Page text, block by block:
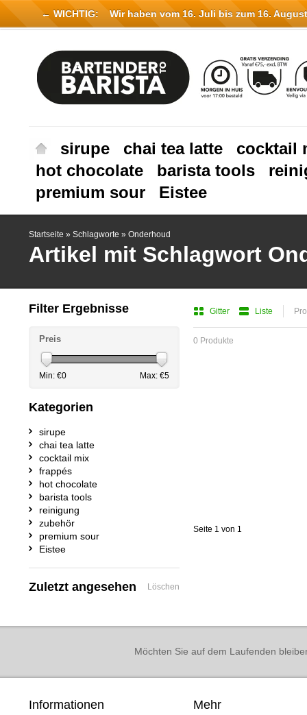
sirupe chai tea latte
cocktail
hot chocolate
barista tools
premium sour
Eistee
Startseite » Schlagworte » Onderhoud
Artikel mit Schlagwort
Gitter Liste
0 Produkte
Seite 1 von 1
Filter Ergebnisse
Preis
Min: €0 Max: €5
Kategorien
sirupe
chai tea latte
cocktail mix
frappés
hot chocolate
barista tools
reinigung
zubehör
premium sour
Eistee
Zuletzt angesehen Löschen
Möchten Sie auf dem Laufenden
Informationen Mehr
← WICHTIG: Wir haben vom 16. Juli bis zum 16.